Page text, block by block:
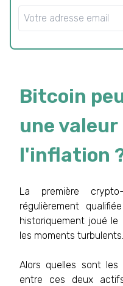
Bitcoin
une
l'inflation
La première
régulièrement
historiquement joué le
les moments turbulents.
Alors quelles sont les
entre ces deux